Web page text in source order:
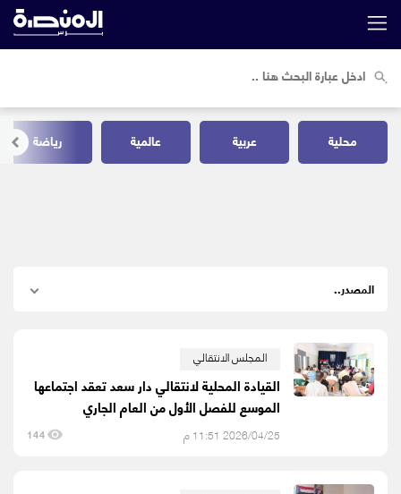
محلية عربية عالمية رياضة
المجلس الانتقالي
القيادة المحلية لانتقالي دار سعد تعقد اجتماعها
الموسع للفصل الأول من العام الجاري
2026/04/25 11:51 م 144